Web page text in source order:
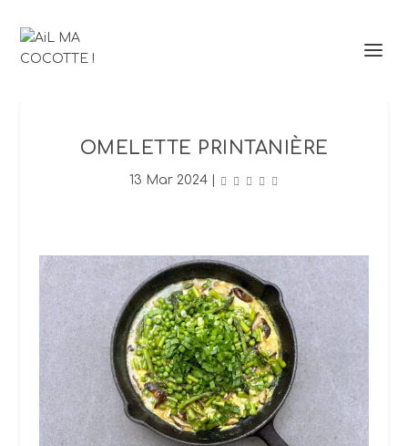
OMELETTE PRINTANIÈRE
13 Mar 2024|